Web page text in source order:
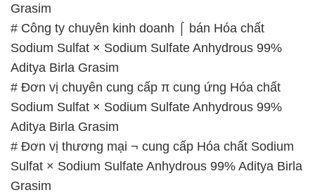
Grasim
# Công ty chuyên kinh doanh ⌠ bán Hóa chất
Sodium Sulfat × Sodium Sulfate Anhydrous 99%
Aditya Birla Grasim
# Đơn vị chuyên cung cấp π cung ứng Hóa chất
Sodium Sulfat × Sodium Sulfate Anhydrous 99%
Aditya Birla Grasim
# Đơn vị thương mại ¬ cung cấp Hóa chất Sodium
Sulfat × Sodium Sulfate Anhydrous 99% Aditya Birla
Grasim